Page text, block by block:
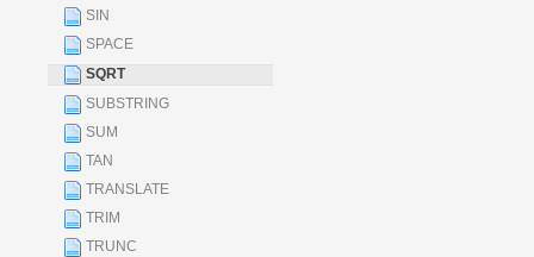
SIN
SPACE
SQRT
SUBSTRING
SUM
TAN
TRANSLATE
TRIM
TRUNC